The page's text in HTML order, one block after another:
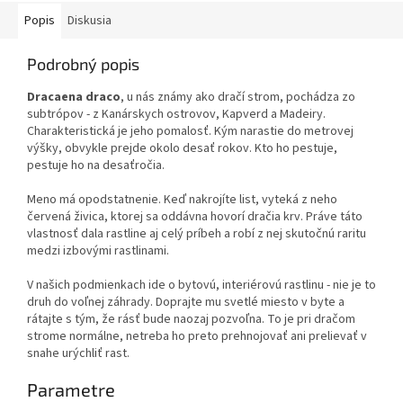
Popis Diskusia
Podrobný popis
Dracaena draco, u nás známy ako dračí strom, pochádza zo
subtrópov - z Kanárskych ostrovov, Kapverd a Madeiry.
Charakteristická je jeho pomalosť. Kým narastie do metrovej
výšky, obvykle prejde okolo desať rokov. Kto ho pestuje,
pestuje ho na desaťročia.
Meno má opodstatnenie. Keď nakrojíte list, vyteká z neho
červená živica, ktorej sa oddávna hovorí dračia krv. Práve táto
vlastnosť dala rastline aj celý príbeh a robí z nej skutočnú raritu
medzi izbovými rastlinami.
V našich podmienkach ide o bytovú, interiérovú rastlinu - nie je to
druh do voľnej záhrady. Doprajte mu svetlé miesto v byte a
rátajte s tým, že rásť bude naozaj pozvoľna. To je pri dračom
strome normálne, netreba ho preto prehnojovať ani prelievať v
snahe urýchliť rast.
Parametre